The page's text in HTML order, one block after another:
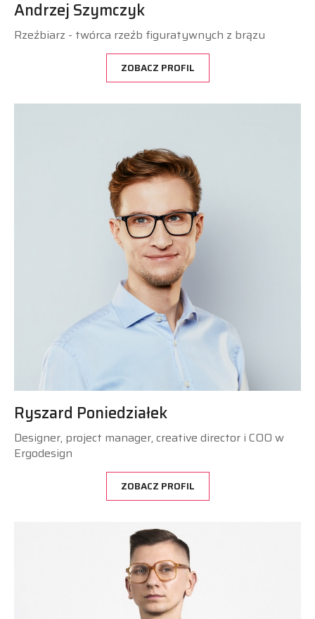
Andrzej Szymczyk
Rzeźbiarz - twórca rzeźb figuratywnych z brązu
ZOBACZ PROFIL
Ryszard Poniedziałek
Designer, project manager, creative director i COO w
Ergodesign
ZOBACZ PROFIL